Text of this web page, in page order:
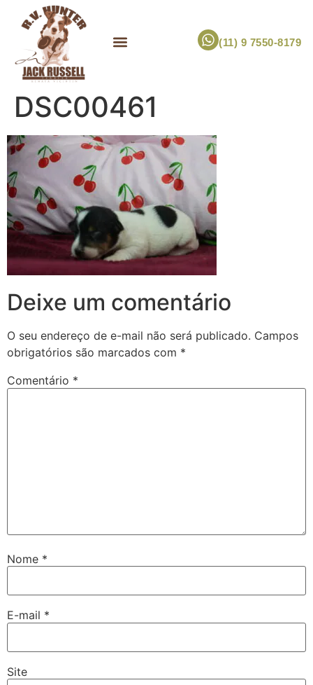
(11) 9 7550-8179
DSC00461
Deixe um comentário
O seu endereço de e-mail não será publicado. Campos
obrigatórios são marcados com *
Comentário *
Nome *
E-mail *
Site